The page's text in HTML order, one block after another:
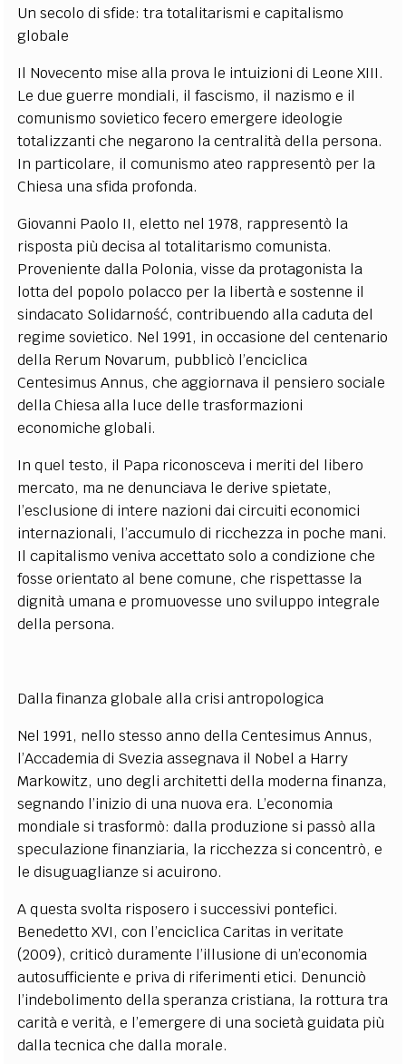
Un secolo di sfide: tra totalitarismi e capitalismo
globale
Il Novecento mise alla prova le intuizioni di Leone XIII.
Le due guerre mondiali, il fascismo, il nazismo e il
comunismo sovietico fecero emergere ideologie
totalizzanti che negarono la centralità della persona.
In particolare, il comunismo ateo rappresentò per la
Chiesa una sfida profonda.
Giovanni Paolo II, eletto nel 1978, rappresentò la
risposta più decisa al totalitarismo comunista.
Proveniente dalla Polonia, visse da protagonista la
lotta del popolo polacco per la libertà e sostenne il
sindacato Solidarność, contribuendo alla caduta del
regime sovietico. Nel 1991, in occasione del centenario
della Rerum Novarum, pubblicò l’enciclica
Centesimus Annus, che aggiornava il pensiero sociale
della Chiesa alla luce delle trasformazioni
economiche globali.
In quel testo, il Papa riconosceva i meriti del libero
mercato, ma ne denunciava le derive spietate,
l’esclusione di intere nazioni dai circuiti economici
internazionali, l’accumulo di ricchezza in poche mani.
Il capitalismo veniva accettato solo a condizione che
fosse orientato al bene comune, che rispettasse la
dignità umana e promuovesse uno sviluppo integrale
della persona.
Dalla finanza globale alla crisi antropologica
Nel 1991, nello stesso anno della Centesimus Annus,
l’Accademia di Svezia assegnava il Nobel a Harry
Markowitz, uno degli architetti della moderna finanza,
segnando l’inizio di una nuova era. L’economia
mondiale si trasformò: dalla produzione si passò alla
speculazione finanziaria, la ricchezza si concentrò, e
le disuguaglianze si acuirono.
A questa svolta risposero i successivi pontefici.
Benedetto XVI, con l’enciclica Caritas in veritate
(2009), criticò duramente l’illusione di un’economia
autosufficiente e priva di riferimenti etici. Denunciò
l’indebolimento della speranza cristiana, la rottura tra
carità e verità, e l’emergere di una società guidata più
dalla tecnica che dalla morale.